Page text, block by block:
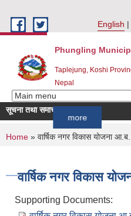
English
Phungling
Taplejung, Koshi
Nepal
सूचना तथा समाचार
You are here
Home » वार्षिक नगर विकास योजना
वार्षिक नगर विकास
Supporting Documents: